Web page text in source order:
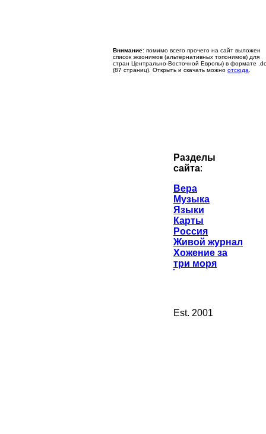
Внимание: помимо всего прочего на сайт выложен
список экзонимов (альтернативных топонимов) для
стран Центрально-Восточной Европы) в формате
(87 страниц). Открыть и скачать можно отсюда
Разделы
сайта:
Вера
Музыка
Языки
Карты
Россия
Живой журнал
Хожение за
три моря
Est. 2001